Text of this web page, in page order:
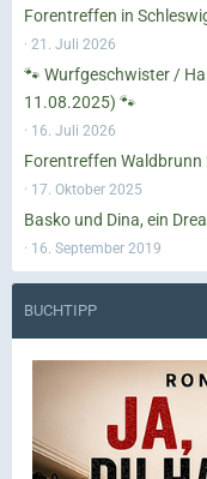
Forentreffen in
21. Juli 2026
🐾 Wurfgeschwister /
11.08.2025) 🐾
16. Juli 2026
Forentreffen Waldbrunn
17. Oktober 2025
Basko und Dina, ein
16. September 2019
BUCHTIPP